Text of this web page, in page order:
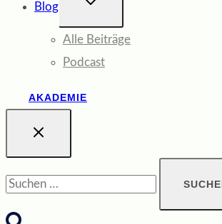
Blog
Alle Beiträge
Podcast
AKADEMIE
nach: